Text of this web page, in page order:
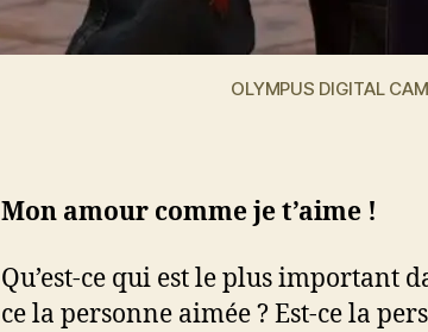
OLYMPUS DIGITAL
Mon amour comme je t’aime !
Qu’est-ce qui est le plus important
ce la personne aimée ? Est-ce la